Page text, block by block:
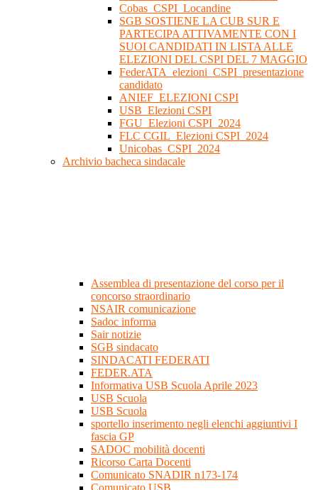
Cobas_CSPI_Locandine
SGB SOSTIENE LA CUB SUR E
PARTECIPA ATTIVAMENTE CON I
SUOI CANDIDATI IN LISTA ALLE
ELEZIONI DEL CSPI DEL 7 MAGGIO
FederATA_elezioni_CSPI_presentazione
candidato
ANIEF_ELEZIONI CSPI
USB_Elezioni CSPI
FGU_Elezioni CSPI_2024
FLC CGIL_Elezioni CSPI_2024
Unicobas_CSPI_2024
Archivio bacheca sindacale
Assemblea di presentazione del corso per il
concorso straordinario
NSAIR comunicazione
Sadoc informa
Sair notizie
SGB sindacato
SINDACATI FEDERATI
FEDER.ATA
Informativa USB Scuola Aprile 2023
USB Scuola
USB Scuola
sportello inserimento negli elenchi aggiuntivi I
fascia GP
SADOC mobilità docenti
Ricorso Carta Docenti
Comunicato SNADIR n173-174